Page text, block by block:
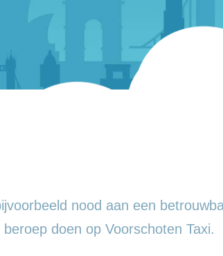
nood aan een
doen op Voorschoten Taxi.